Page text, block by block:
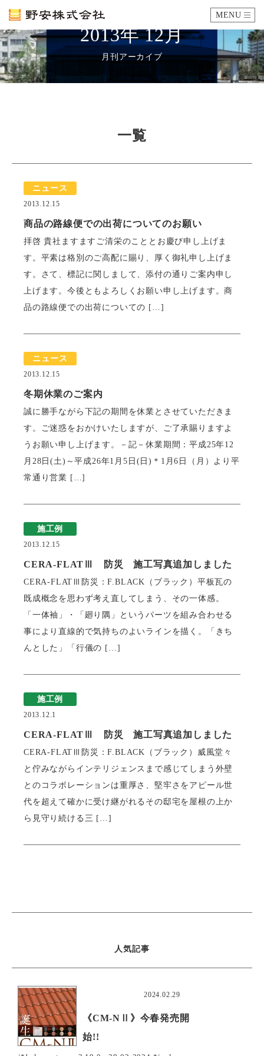
MENU
カタログ
企業情報
採用情報
エントリーフォーム 先輩社員の声
瓦猫
開発ストーリー 商品情報 Kawara Collaboration
お問い合わせ プライバシーポリシー
2013年 12月
月刊アーカイブ
一覧
ニュース
2013.12.15
商品の路線便での出荷についてのお願い
拝啓 貴社ますますご清栄のこととお慶び申し上げま
す。平素は格別のご高配に賜り、厚く御礼申し上げま
す。さて、標記に関しまして、添付の通りご案内申し
上げます。今後ともよろしくお願い申し上げます。商
品の路線便での出荷についての […]
ニュース
2013.12.15
冬期休業のご案内
誠に勝手ながら下記の期間を休業とさせていただきま
す。ご迷惑をおかけいたしますが、ご了承賜りますよ
うお願い申し上げます。－記－休業期間：平成25年12
月28日(土)～平成26年1月5日(日)＊1月6日（月）より平
常通り営業 […]
施工例
2013.12.15
CERA-FLATⅢ 防災 施工写真追加しました
CERA-FLATⅢ防災：F.BLACK（ブラック）平板瓦の
既成概念を思わず考え直してしまう、その一体感。
「一体袖」・「廻り隅」というパーツを組み合わせる
事により直線的で気持ちのよいラインを描く。「きち
んとした」「行儀の […]
施工例
2013.12.1
CERA-FLATⅢ 防災 施工写真追加しました
CERA-FLATⅢ防災：F.BLACK（ブラック）威風堂々
と佇みながらインテリジェンスまで感じてしまう外壁
とのコラボレーションは重厚さ、堅牢さをアピール世
代を超えて確かに受け継がれるその邸宅を屋根の上か
ら見守り続ける三 […]
人気記事
2024.02.29
《CM-NⅡ》今春発売開
始!!